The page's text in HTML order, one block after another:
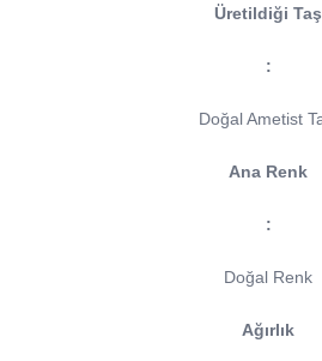
Üretildiği Taş
:
Doğal Ametist
Ana Renk
:
Doğal Renk
Ağırlık